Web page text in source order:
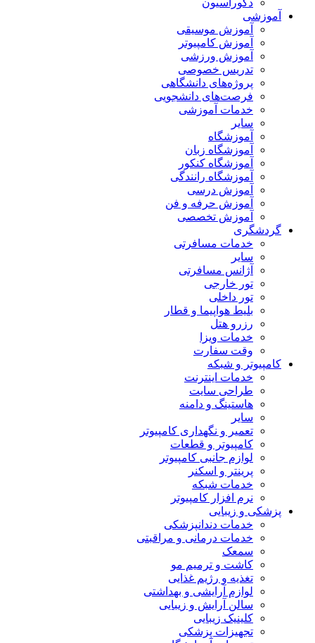
دکوراسیون
آموزشی
آموزش موسیقی
آموزش کامپیوتر
آموزش ورزشی
تدریس خصوصی
پروژه‌های دانشگاهی
فرصت‌های دانشجویی
خدمات آموزشی
سایر
آموزشگاه
آموزشگاه زبان
آموزشگاه کنکور
آموزشگاه رانندگی
آموزش درسی
آموزش حرفه و فن
آموزش تخصصی
گردشگری
خدمات مسافرتی
سایر
آژانس مسافرتی
تور خارجی
تور داخلی
بلیط هواپیما و قطار
رزرو هتل
خدمات ویزا
وقت سفارت
کامپیوتر و شبکه
خدمات اینترنت
طراحی سایت
هاستینگ و دامنه
سایر
تعمیر و نگهداری کامپیوتر
کامپیوتر و قطعات
لوازم جانبی کامپیوتر
پرینتر و اسکنر
خدمات شبکه
نرم افزار کامپیوتر
پزشکی و زیبایی
خدمات دندانپزشکی
خدمات درمانی و مراقبتی
سمعک
کاشت و ترمیم مو
تغذیه و رژیم غذایی
لوازم آرایشی و بهداشتی
سالن آرایش و زیبایی
کلینیک زیبایی
تجهیزات پزشکی